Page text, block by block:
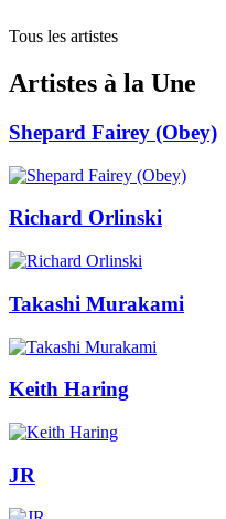
Tous les artistes
Artistes à la Une
Shepard Fairey (Obey)
Richard Orlinski
Takashi Murakami
Keith Haring
JR